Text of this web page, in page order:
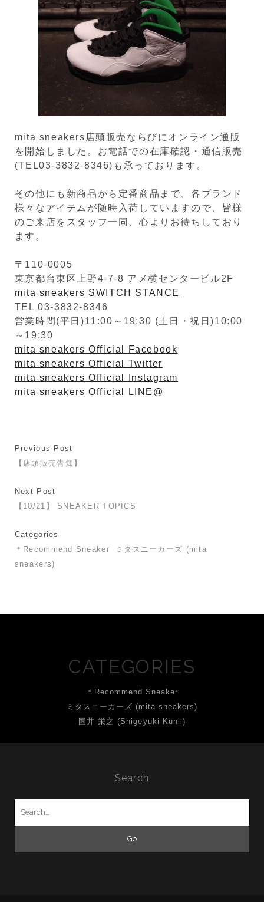
mita sneakers店頭販売ならびにオンライン通販
を開始しました。お電話での在庫確認・通信販売
(TEL03-3832-8346)も承っております。
その他にも新商品から定番商品まで、各ブランド
様々なアイテムが随時入荷していますので、皆様
のご来店をスタッフ一同、心よりお待ちしており
ます。
〒110-0005
東京都台東区上野4-7-8 アメ横センタービル2F
mita sneakers SWITCH STANCE
TEL 03-3832-8346
営業時間(平日)11:00～19:30 (土日・祝日)10:00
～19:30
mita sneakers Official Facebook
mita sneakers Official Twitter
mita sneakers Official Instagram
mita sneakers Official LINE@
Previous Post
【店頭販売告知】
Next Post
【10/21】 SNEAKER TOPICS
Categories
＊Recommend Sneaker
ミタスニーカーズ (mita
sneakers)
CATEGORIES
＊Recommend Sneaker
ミタスニーカーズ (mita sneakers)
国井 栄之 (Shigeyuki Kunii)
Search